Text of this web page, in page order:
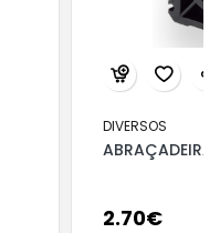
DIVERSOS
ABRAÇADEIRA
2.70€